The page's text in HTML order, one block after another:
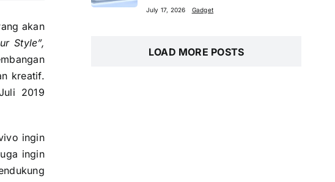
akan
Style”,
kreatif.
2019
ingin
ingin
July 17, 2026 Gadget
LOAD MORE POSTS